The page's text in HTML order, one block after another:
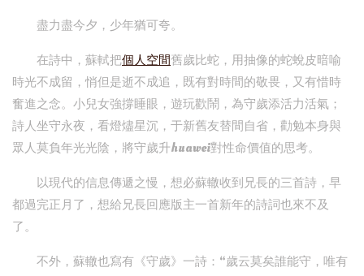
盡力盡今夕，少年猶可夸。
在詩中，蘇軾把個人空間舊歲比蛇，用抽像的蛇蛻皮暗喻
時光不成留，悄但是逝不成追，既有對時間的敬畏，又有惜時
奮進之念。小兒女強撐睡眼，遊玩歡鬧，為守歲添活力活氣；
詩人坐守永夜，看燈燼星沉，于新舊友替間自省，勸勉本身與
眾人莫負年光光陰，將守歲升huawei對性命價值的思考。
以現代的信息傳遞之慢，想必蘇轍收到兄長的三首詩，早
都過完正月了，想給兄長回應版主一首新年的詩詞也來不及
了。
不外，蘇轍也寫有《守歲》一詩：“歲云莫矣誰能守，唯有